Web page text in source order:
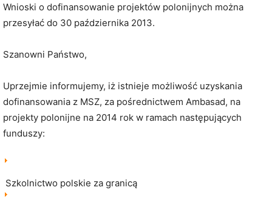
Wnioski o dofinansowanie projektów polonijnych można
przesyłać do 30 października 2013.
Szanowni Państwo,
Uprzejmie informujemy, iż istnieje możliwość uzyskania
dofinansowania z MSZ, za pośrednictwem Ambasad, na
projekty polonijne na 2014 rok w ramach następujących
funduszy:
Szkolnictwo polskie za granicą